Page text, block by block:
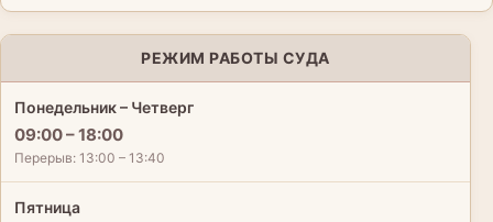
РЕЖИМ РАБОТЫ СУДА
Понедельник – Четверг
09:00 – 18:00
Перерыв: 13:00 – 13:40
Пятница